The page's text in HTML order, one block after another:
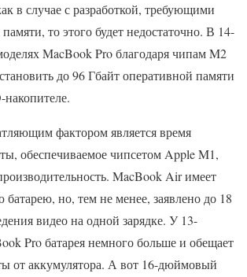
в случае с разработкой, требующими
то этого будет недостаточно. В 14-
MacBook Pro благодаря чипам M2
до 96 Гбайт оперативной памяти
фактором является время
обеспечиваемое чипсетом Apple M1,
MacBook Air имеет
но, тем не менее, заявлено до 18
видео на одной зарядке. У 13-
Pro батарея немного больше и обещает
от аккумулятора. А вот 16-дюймовый